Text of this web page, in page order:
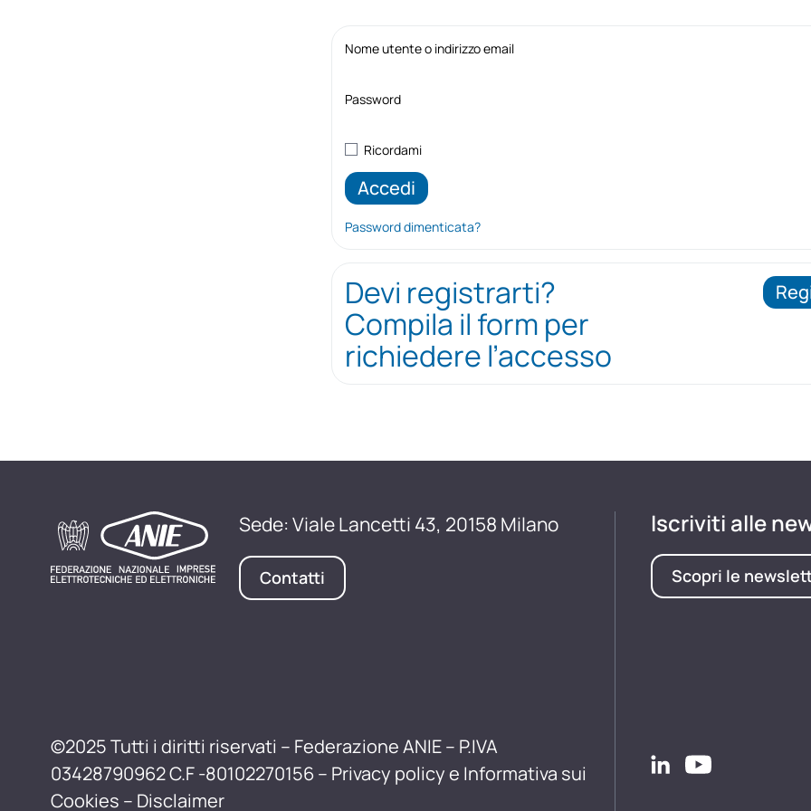
Nome utente o indirizzo email
Password
Ricordami
Password dimenticata?
Devi registrarti?
Compila il form per
richiedere l’accesso
Sede: Viale Lancetti 43, 20158 Milano
Contatti
©2025 Tutti i diritti riservati – Federazione ANIE – P.IVA
03428790962 C.F -80102270156 – Privacy policy e Informativa sui
Cookies – Disclaimer
Iscriviti alle
Scopri le